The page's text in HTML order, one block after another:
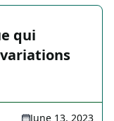
qui
June 13, 2023